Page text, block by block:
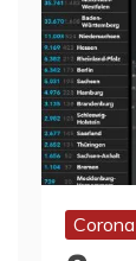
Corona